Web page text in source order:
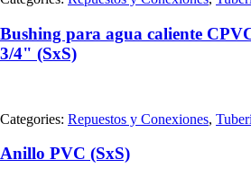
Bushing para agua caliente
3/4" (SxS)
Categories: Repuestos y Conexiones,
Anillo PVC (SxS)